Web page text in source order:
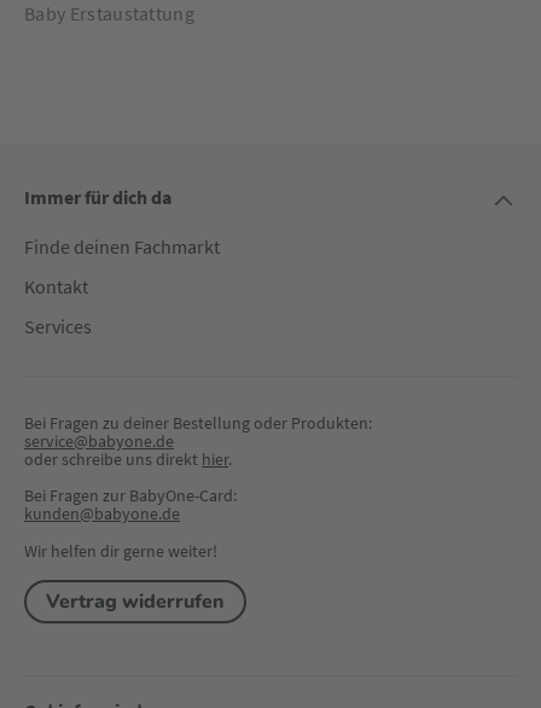
Baby Erstaustattung
Immer für dich da
Finde deinen Fachmarkt
Kontakt
Services
Bei Fragen zu deiner Bestellung oder Produkten:
service@babyone.de
oder schreibe uns direkt hier.
Bei Fragen zur BabyOne-Card:
kunden@babyone.de
Wir helfen dir gerne weiter!
Vertrag widerrufen